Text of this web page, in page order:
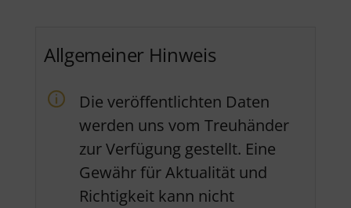
Allgemeiner Hinweis
Die veröffentlichten Daten
werden uns vom Treuhänder
zur Verfügung gestellt. Eine
Gewähr für Aktualität und
Richtigkeit kann nicht